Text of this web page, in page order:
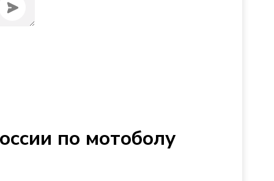
по мотоболу